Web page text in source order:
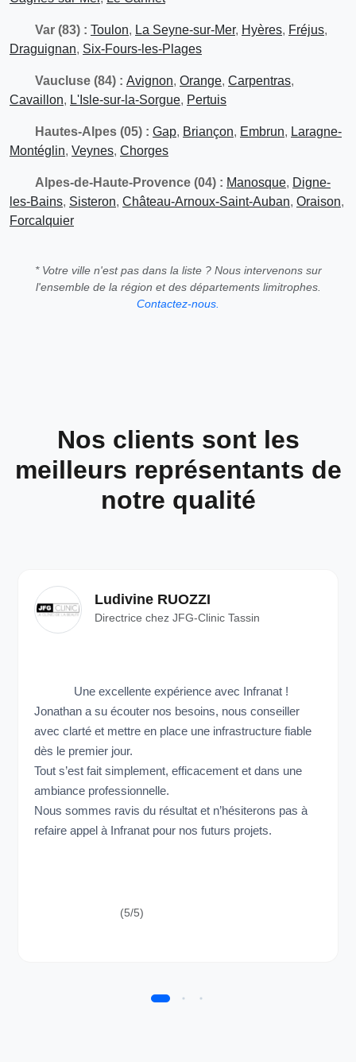
Var (83) : Toulon, La Seyne-sur-Mer, Hyères, Fréjus,
Draguignan, Six-Fours-les-Plages
Vaucluse (84) : Avignon, Orange, Carpentras,
Cavaillon, L'Isle-sur-la-Sorgue, Pertuis
Hautes-Alpes (05) : Gap, Briançon, Embrun, Laragne-
Montéglin, Veynes, Chorges
Alpes-de-Haute-Provence (04) : Manosque, Digne-
les-Bains, Sisteron, Château-Arnoux-Saint-Auban, Oraison,
Forcalquier
* Votre ville n'est pas dans la liste ? Nous intervenons sur
l'ensemble de la région et des départements limitrophes.
Contactez-nous.
Nos clients sont les
meilleurs représentants de
notre qualité
Ludivine RUOZZI
Directrice chez JFG-Clinic Tassin
Une excellente expérience avec Infranat !
Jonathan a su écouter nos besoins, nous conseiller
avec clarté et mettre en place une infrastructure fiable
dès le premier jour.
Tout s’est fait simplement, efficacement et dans une
ambiance professionnelle.
Nous sommes ravis du résultat et n’hésiterons pas à
refaire appel à Infranat pour nos futurs projets.
(5/5)